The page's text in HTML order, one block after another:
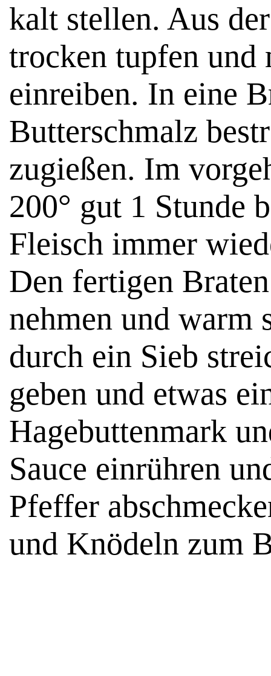
kalt stellen. Aus
trocken tupfen
einreiben. In eine
Butterschmalz
zugießen. Im
200° gut 1 Stunde
Fleisch immer
Den fertigen
nehmen und warm
durch ein Sieb
geben und etwas
Hagebuttenmark
Sauce einrühren
Pfeffer
und Knödeln zum